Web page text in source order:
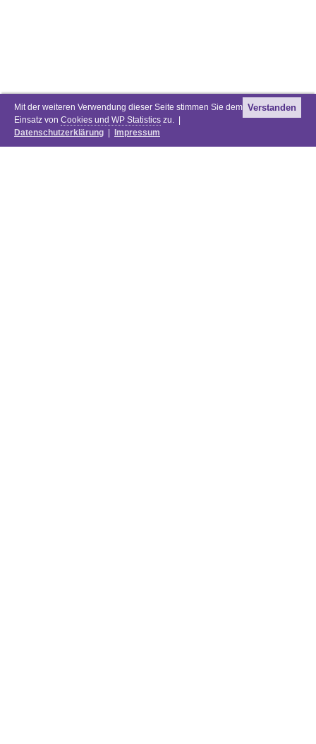
Mit der weiteren Verwendung dieser Seite stimmen Sie dem
Einsatz von Cookies und WP Statistics zu. |
Datenschutzerklärung
Impressum
Verstanden